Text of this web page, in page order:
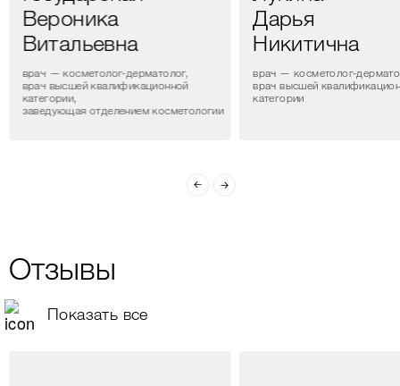
Вероника
Витальевна
врач — косметолог-дерматолог,
врач высшей квалификационной
категории,
заведующая отделением косметологии
Дарья
Никитична
врач — косметолог-
врач высшей
категории
Отзывы
Показать все